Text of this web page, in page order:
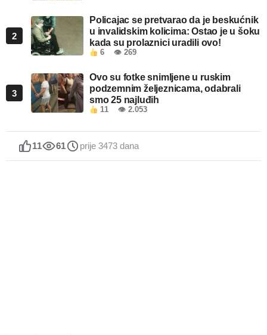
2
Policajac se pretvarao da je beskućnik
u invalidskim kolicima: Ostao je u šoku
kada su prolaznici uradili ovo!
6 👁 269
3
Ovo su fotke snimljene u ruskim
podzemnim željeznicama, odabrali
smo 25 najluđih
11 👁 2.053
11 61 prije 3473 dana